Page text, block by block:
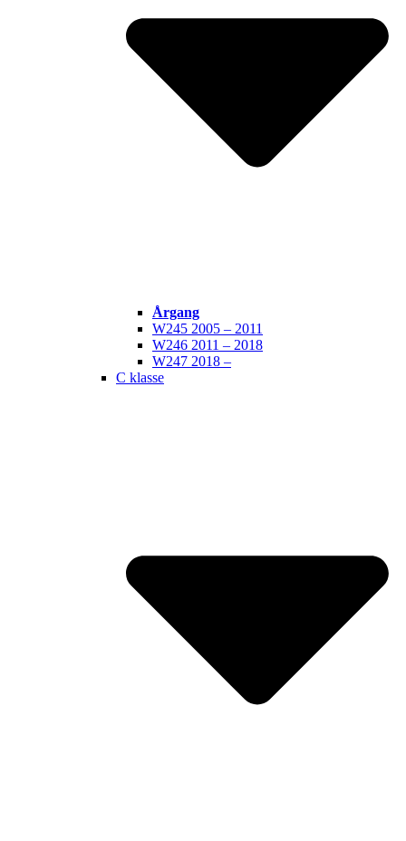
Årgang
W245 2005 – 2011
W246 2011 – 2018
W247 2018 –
C klasse